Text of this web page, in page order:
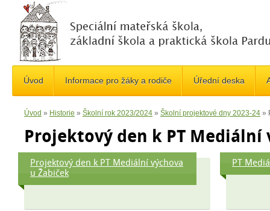
Úvod Informace pro žáky a rodiče Úřední deska
Úvod » Historie » Školní rok 2023/2024 » Školní projektové dny 2023-24 »
Projektový den k PT Mediální
Projektový den k PT Mediální výchova
u Žabiček
PT